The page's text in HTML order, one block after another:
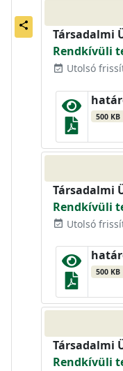
share
Társadalmi
Rendkívüli
event_available Utolsó
500 KB
Társadalmi
Rendkívüli
event_available Utolsó
500 KB
Társadalmi
Rendkívüli